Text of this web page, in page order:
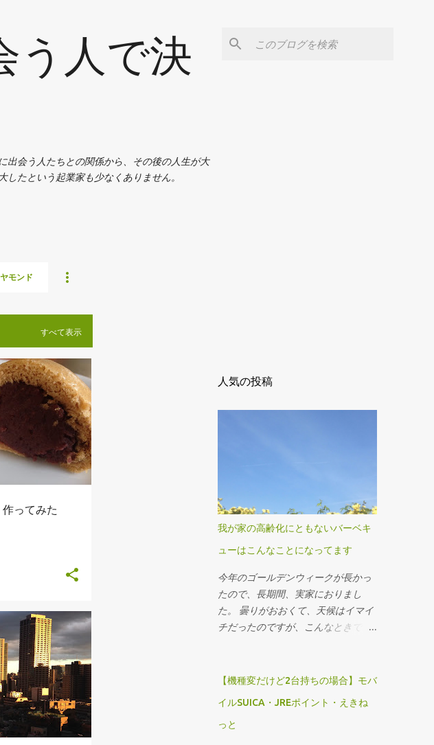
う人で決
出会う人たちとの関係から、その後の人生が大
たという起業家も少なくありません。
モンド
すべて表示
ってみた
人気の投稿
我が家の高齢化にともないバーベキ
ューはこんなことになってます
今年のゴールデンウィークが長かっ
たので、長期間、実家におりまし
た。 曇りがおおくて、天候はイマイ
チだったのですが、こんなときでも
チはバーベキューにしました。 モッ
齢は８０歳にちかい父、の３世代が
住む我が家。 バーベキューのメニュ
【機種変だけど2台持ちの場合】モバ
イルSUICA・JREポイント・えきね
っと